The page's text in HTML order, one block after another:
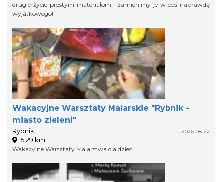
drugie życie prostym materiałom i zamienimy je w coś naprawdę
wyjątkowego!
Wakacyjne Warsztaty Malarskie "Rybnik -
miasto zieleni"
Rybnik 2026-08-22
15.29 km
Wakacyjne Warsztaty Malarstwa dla dzieci